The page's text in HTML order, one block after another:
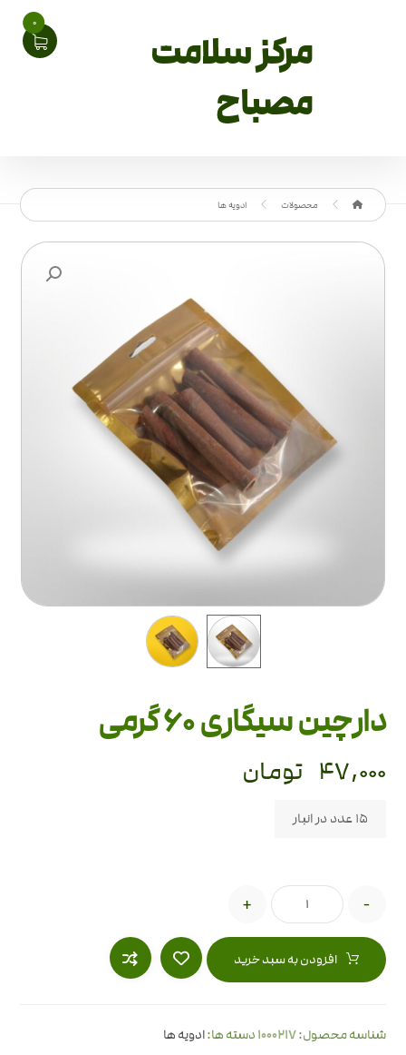
مرکز سلامت
مصباح
0
محصولات ادویه ها
دارچین سیگاری 60 گرمی
۴۷,۰۰۰ تومان
15 عدد در انبار
-
+
افزودن به سبد خرید
شناسه محصول:1000217 دسته ها:ادویه ها